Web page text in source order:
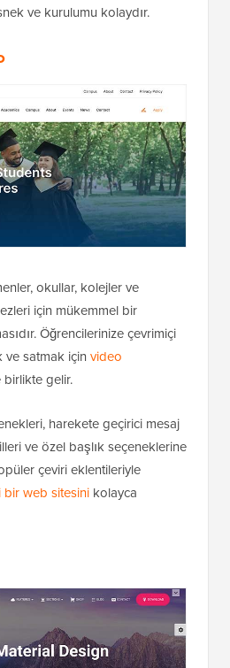
ve kurulumu kolaydır.
okullar, kolejler ve
için mükemmel bir
Öğrencilerinize çevrimiçi
ve satmak için video
gelir.
harekete geçirici mesaj
ve özel başlık seçeneklerine
çeviri eklentileriyle
web sitesini kolayca